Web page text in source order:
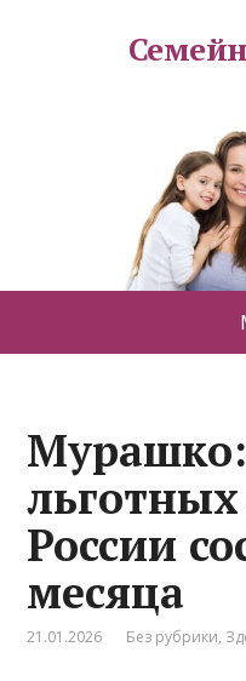
льготных
России
месяца
21.01.2026 Без рубрики,